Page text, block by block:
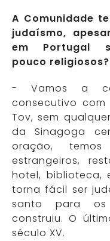
A Comunidade
judaísmo,
em Portugal
pouco religiosos?
- Vamos a
consecutivo
Tov, sem
da Sinagoga
oração,
estrangeiros,
hotel, biblioteca,
torna fácil ser
santo para os
construiu. O
século XV.